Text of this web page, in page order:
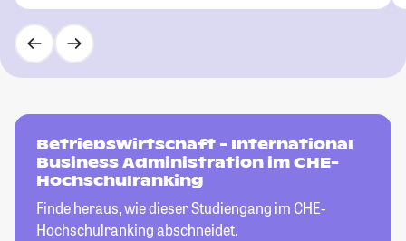
Betriebswirtschaft - International
Business Administration im CHE-
Hochschulranking
Finde heraus, wie dieser Studiengang im CHE-
Hochschulranking abschneidet.